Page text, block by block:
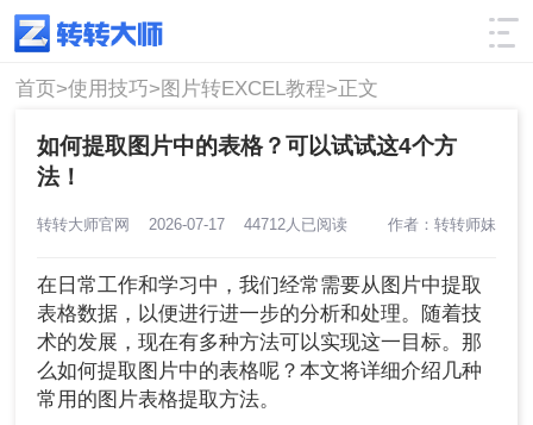
使用技巧 筛选
首页>使用技巧>图片转EXCEL教程>正文
如何提取图片中的表格？可以试试这4个方
法！
转转大师官网 2026-07-17 44712人已阅读 作者：转转师妹
在日常工作和学习中，我们经常需要从图片中提取
表格数据，以便进行进一步的分析和处理。随着技
术的发展，现在有多种方法可以实现这一目标。那
么如何提取图片中的表格呢？本文将详细介绍几种
常用的图片表格提取方法。